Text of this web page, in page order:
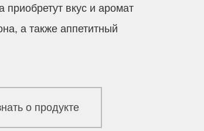
вкус и аромат
а также аппетитный
о продукте